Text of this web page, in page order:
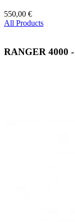
550,00 €
All Products
RANGER 4000